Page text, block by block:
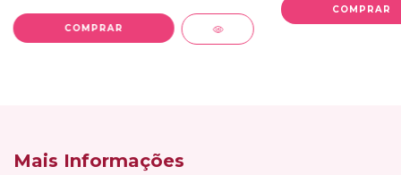
Mais Informações